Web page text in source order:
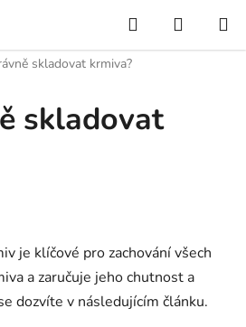
Hledat
KOŠÍK
skladovat krmiva?
skladovat
je klíčové pro zachování všech
a zaručuje jeho chutnost a
dozvíte v následujícím článku.